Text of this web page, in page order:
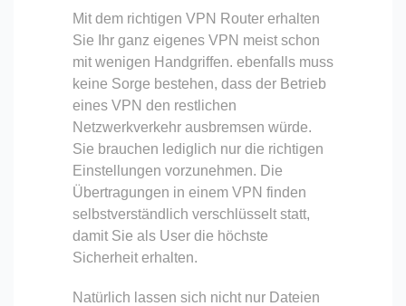
Mit dem richtigen VPN Router erhalten
Sie Ihr ganz eigenes VPN meist schon
mit wenigen Handgriffen. ebenfalls muss
keine Sorge bestehen, dass der Betrieb
eines VPN den restlichen
Netzwerkverkehr ausbremsen würde.
Sie brauchen lediglich nur die richtigen
Einstellungen vorzunehmen. Die
Übertragungen in einem VPN finden
selbstverständlich verschlüsselt statt,
damit Sie als User die höchste
Sicherheit erhalten.
Natürlich lassen sich nicht nur Dateien